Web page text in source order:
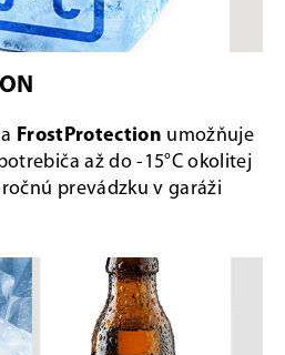
FrostProtection umožňuje
až do -15°C okolitej
prevádzku v garáži